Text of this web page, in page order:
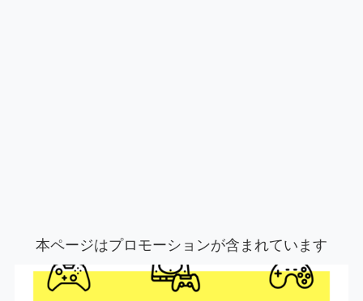
本ページはプロモーションが含まれています